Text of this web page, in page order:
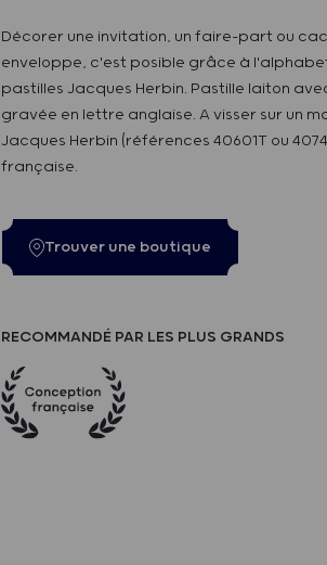
Décorer une invitation, un faire-part ou
enveloppe, c'est posible grâce à
pastilles Jacques Herbin. Pastille laiton
gravée en lettre anglaise. A visser sur un
Jacques Herbin (références 40601T ou
française.
Trouver une boutique
RECOMMANDÉ PAR LES PLUS GRANDS